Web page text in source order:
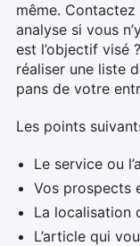
même.
analyse si vous
est l’objectif visé
réaliser une liste
pans de votre
Les points
Le service ou
Vos prospects
La localisation
L’article qui